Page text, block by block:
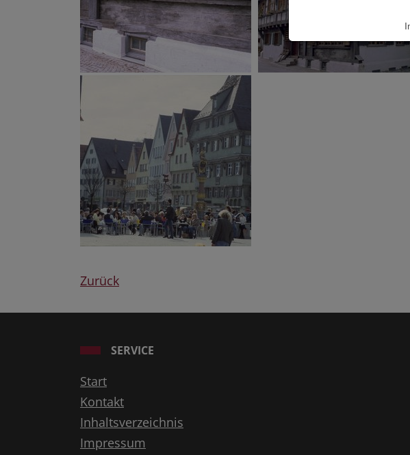
Zurück
SERVICE
Start
Kontakt
Inhaltsverzeichnis
Impressum